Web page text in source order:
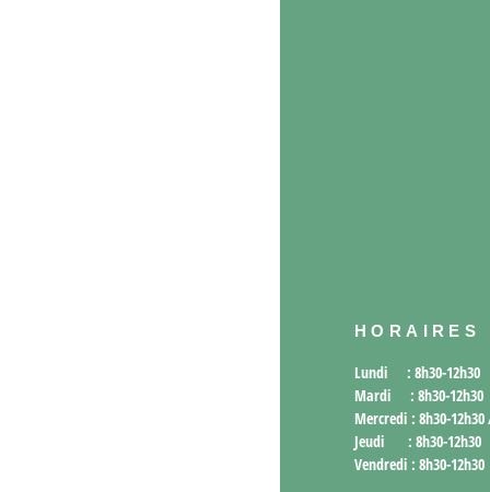
HORAIRES
Lundi : 8h30-12h30
Mardi : 8h30-12h30
Mercredi : 8h30-12h30
Jeudi : 8h30-12h30
Vendredi : 8h30-12h30